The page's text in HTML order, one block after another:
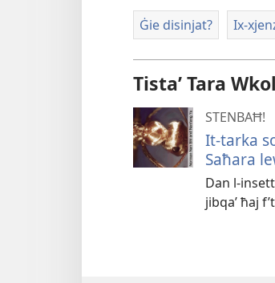
Ġie disinjat? Ix-​
Tistaʼ Tara
STENBAĦ!
It-​tarka
Saħara
Dan l-​
jibqaʼ ħaj